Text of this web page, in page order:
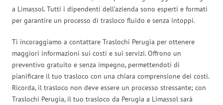
a Limassol. Tutti i dipendenti dell’azienda sono esperti e formati
per garantire un processo di trasloco fluido e senza intoppi.
Ti incoraggiamo a contattare Traslochi Perugia per ottenere
maggiori informazioni sui costi e sui servizi. Offrono un
preventivo gratuito e senza impegno, permettendoti di
pianificare il tuo trasloco con una chiara comprensione dei costi.
Ricorda, il trasloco non deve essere un processo stressante; con
Traslochi Perugia, il tuo trasloco da Perugia a Limassol sarà